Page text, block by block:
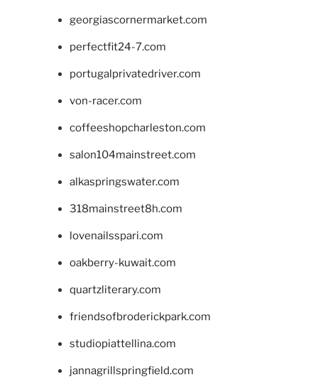
georgiascornermarket.com
perfectfit24-7.com
portugalprivatedriver.com
von-racer.com
coffeeshopcharleston.com
salon104mainstreet.com
alkaspringswater.com
318mainstreet8h.com
lovenailsspari.com
oakberry-kuwait.com
quartzliterary.com
friendsofbroderickpark.com
studiopiattellina.com
jannagrillspringfield.com